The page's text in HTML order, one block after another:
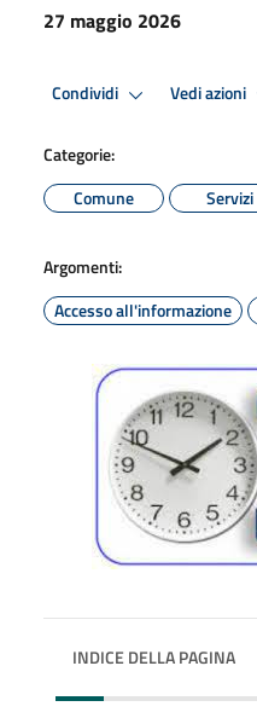
27 maggio 2026
Condividi Vedi azioni
Categorie:
Comune
Servizi
Argomenti:
Accesso all'informazione
INDICE DELLA PAGINA